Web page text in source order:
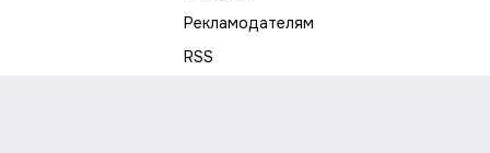
Рекламодателям
RSS